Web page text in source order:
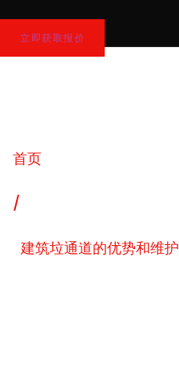
立即获取报价
首页
/
建筑垃通道的优势和维护